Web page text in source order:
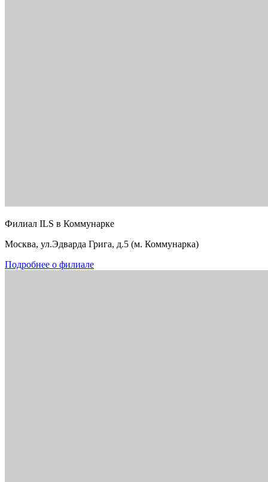
Филиал ILS в Коммунарке
Москва, ул.Эдварда Грига, д.5 (м. Коммунарка)
Подробнее о филиале